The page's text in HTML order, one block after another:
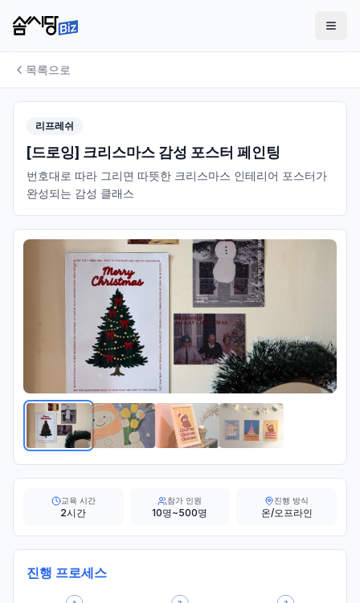
목록으로
리프레쉬
[드로잉] 크리스마스 감성 포스터 페인팅
번호대로 따라 그리면 따뜻한 크리스마스 인테리어 포스터가
완성되는 감성 클래스
교육 시간
2시간
참가 인원
10명~500명
진행 방식
온/오프라인
진행 프로세스